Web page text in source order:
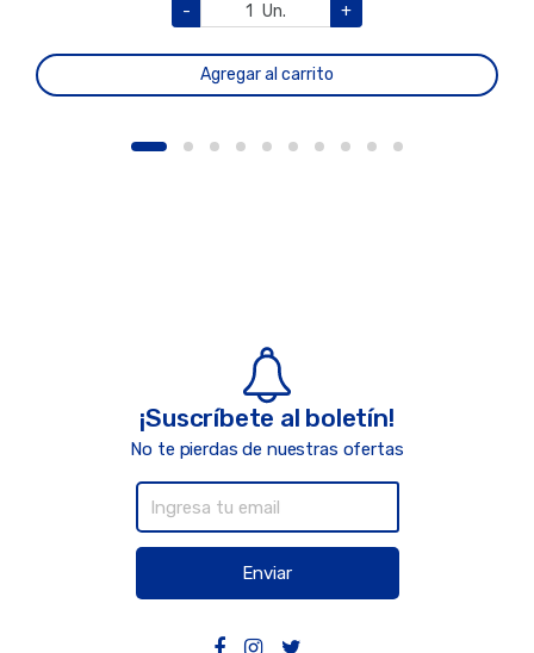
-
Un. +
Agregar al carrito
¡Suscríbete al boletín!
No te pierdas de nuestras ofertas
Enviar